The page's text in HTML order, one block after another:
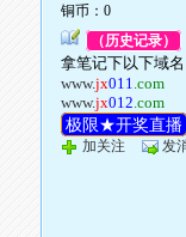
铜币：0
（历史记录）
拿笔记下以下域名
www.jx011.com
www.jx012.com
极限★开奖直播
加关注 发